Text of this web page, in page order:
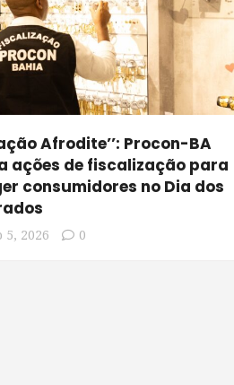
Afrodite’’: Procon-BA
ações de fiscalização para
consumidores no Dia dos
2026 0